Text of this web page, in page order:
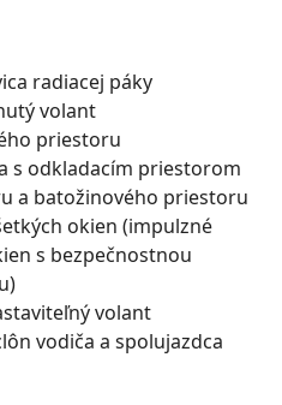
radiacej páky
volant
priestoru
s odkladacím priestorom
a batožinového priestoru
okien (impulzné
s bezpečnostnou
volant
vodiča a spolujazdca